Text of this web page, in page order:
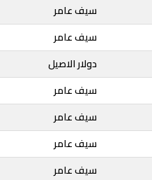
سيف عامر
سيف عامر
دولار الاصيل
سيف عامر
سيف عامر
سيف عامر
سيف عامر